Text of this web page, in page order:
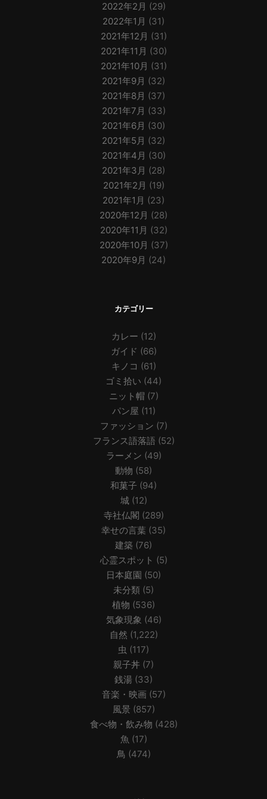
2022年2月 (29)
2022年1月 (31)
2021年12月 (31)
2021年11月 (30)
2021年10月 (31)
2021年9月 (32)
2021年8月 (37)
2021年7月 (33)
2021年6月 (30)
2021年5月 (32)
2021年4月 (30)
2021年3月 (28)
2021年2月 (19)
2021年1月 (23)
2020年12月 (28)
2020年11月 (32)
2020年10月 (37)
2020年9月 (24)
カテゴリー
カレー (12)
ガイド (66)
キノコ (61)
ゴミ拾い (44)
ニット帽 (7)
パン屋 (11)
ファッション (7)
フランス語落語 (52)
ラーメン (49)
動物 (58)
和菓子 (94)
城(12)
寺社仏閣 (289)
幸せの言葉 (35)
建築 (76)
心霊スポット (5)
日本庭園 (50)
未分類 (5)
植物 (536)
気象現象 (46)
自然 (1,222)
虫 (117)
親子丼 (7)
銭湯 (33)
音楽・映画 (57)
風景(857)
食べ物・飲み物 (428)
魚 (17)
鳥 (474)